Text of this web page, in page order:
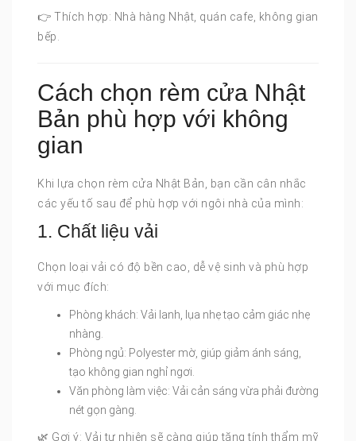
👉 Thích hợp: Nhà hàng Nhật, quán cafe, không gian
bếp.
Cách chọn rèm cửa Nhật
Bản phù hợp với không
gian
Khi lựa chọn rèm cửa Nhật Bản, bạn cần cân nhắc
các yếu tố sau để phù hợp với ngôi nhà của mình:
1. Chất liệu vải
Chọn loại vải có độ bền cao, dễ vệ sinh và phù hợp
với mục đích:
Phòng khách: Vải lanh, lụa nhẹ tạo cảm giác nhẹ
nhàng.
Phòng ngủ: Polyester mờ, giúp giảm ánh sáng,
tạo không gian nghỉ ngơi.
Văn phòng làm việc: Vải cản sáng vừa phải đường
nét gọn gàng.
🌿 Gợi ý: Vải tự nhiên sẽ càng giúp tăng tính thẩm mỹ